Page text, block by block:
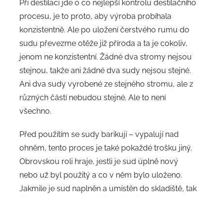
Při destilaci jde o co nejlepší kontrolu destilačního
procesu, je to proto, aby výroba probíhala
konzistentně. Ale po uložení čerstvého rumu do
sudu převezme otěže již příroda a ta je cokoliv,
jenom ne konzistentní. Žádné dva stromy nejsou
stejnou, takže ani žádné dva sudy nejsou stejné.
Ani dva sudy vyrobené ze stejného stromu, ale z
různých částí nebudou stejné. Ale to není
všechno.
Před použitím se sudy barikují – vypalují nad
ohněm, tento proces je také pokaždé trošku jiný.
Obrovskou roli hraje, jestli je sud úplně nový
nebo už byl použitý a co v něm bylo uloženo.
Jakmile je sud naplněn a umístěn do skladiště, tak